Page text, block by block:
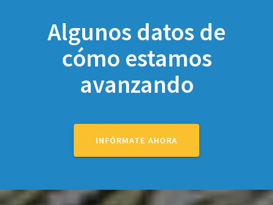
Algunos datos de
cómo estamos
avanzando
INFÓRMATE AHORA